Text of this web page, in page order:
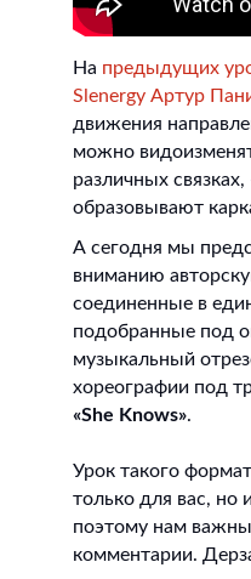
На предыдущих
Slenergy Артур
движения
можно
различных
образовывают
А сегодня мы
вниманию
соединенные в
подобранные под
музыкальный
хореографии под
«She Knows».
Урок такого
только для вас, но
поэтому нам
комментарии.